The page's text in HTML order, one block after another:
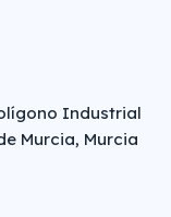
Industrial
Murcia, Murcia